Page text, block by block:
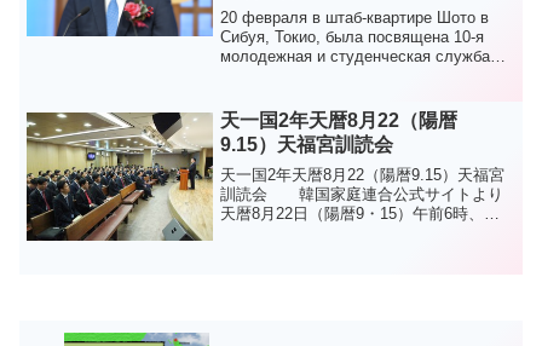
родителей на премию мира
Сунхака
20 февраля в штаб-квартире Шото в
Сибуя, Токио, была посвящена 10-я
молодежная и студенческая служба
天一国2年天暦8月22（陽暦
9.15）天福宮訓読会
天一国2年天暦8月22（陽暦9.15）天福宮
訓読会 韓国家庭連合公式サイトより
天暦8月22日（陽暦9・15）午前6時、天